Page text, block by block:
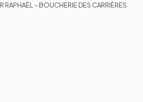
RAPHAËL – BOUCHERIE DES CARRIÈRES